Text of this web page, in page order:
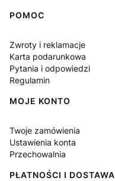
Linki w stopce
POMOC
Zwroty i reklamacje
Karta podarunkowa
Pytania i odpowiedzi
Regulamin
MOJE KONTO
Twoje zamówienia
Ustawienia konta
Przechowalnia
PŁATNOŚCI I DOSTAWA